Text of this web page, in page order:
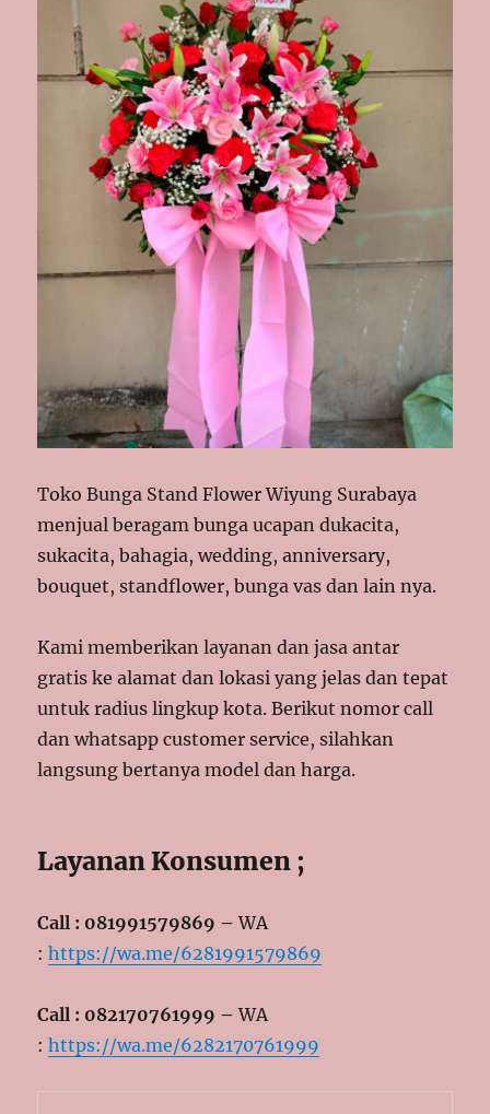
Toko Bunga Stand Flower Wiyung Surabaya
menjual beragam bunga ucapan dukacita,
sukacita, bahagia, wedding, anniversary,
bouquet, standflower, bunga vas dan lain nya.
Kami memberikan layanan dan jasa antar
gratis ke alamat dan lokasi yang jelas dan tepat
untuk radius lingkup kota. Berikut nomor call
dan whatsapp customer service, silahkan
langsung bertanya model dan harga.
Layanan Konsumen ;
Call : 081991579869 –WA
:https://wa.me/6281991579869
Call : 082170761999 –WA
:https://wa.me/6282170761999